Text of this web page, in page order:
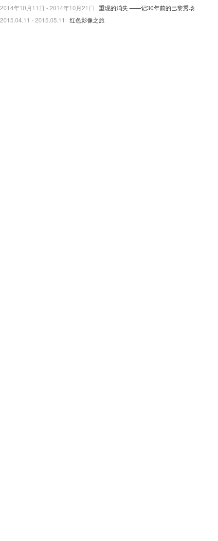
2014年10月11日 - 2014年10月21日
重现的消失 ——记30年前的巴黎秀场
2015.04.11 - 2015.05.11
红色影像之旅